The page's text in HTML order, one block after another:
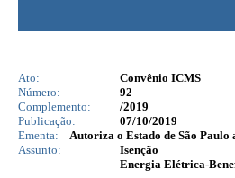
Ato:
Convênio ICMS
Número:
92
Complemento:
/2019
Publicação:
07/10/2019
Ementa:
Autoriza o Estado de São Paulo
Assunto:
Isenção
Energia Elétrica-